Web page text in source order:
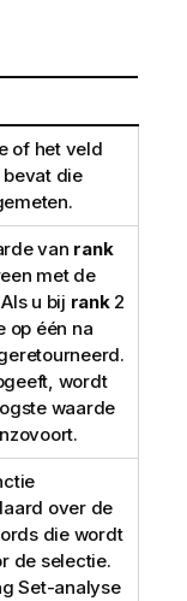
of het veld
die
van rank
met de
u bij rank2
op één na
wordt
waarde
over de
die wordt
de selectie.
Set-analyse